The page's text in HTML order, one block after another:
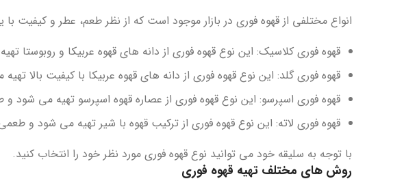
انواع مختلفی از قهوه فوری در بازار موجود است که از نظر طعم، عطر و کیفیت با
قهوه فوری کلاسیک: این نوع قهوه فوری از دانه های قهوه عربیکا و روبوستا
قهوه فوری گلد: این نوع قهوه فوری از دانه های قهوه عربیکا با کیفیت بالا
قهوه فوری اسپرسو: این نوع قهوه فوری از عصاره قهوه اسپرسو تهیه می شود
قهوه فوری لاته: این نوع قهوه فوری از ترکیب قهوه با شیر تهیه می شود و
با توجه به سلیقه خود می توانید نوع قهوه فوری مورد نظر خود را انتخاب کنید.
روش های مختلف تهیه قهوه فوری